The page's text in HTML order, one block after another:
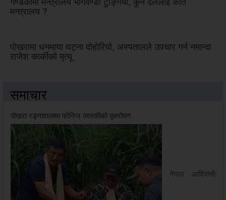
मन्त्रालय ?
पोखरामा धनमाया घट्ना दोहोरियो, अस्पतालले उपचार गर्न नमान्दा
राजेश कार्कीको मृत्यू
समाचार
पोखरा रङ्गशालामा फोनिज कास्कीको वृक्षरोपण
नेपाल आदिवासी